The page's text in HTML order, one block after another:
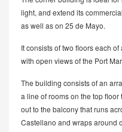
light, and extend its
as well as on 25 de Mayo.
It consists of two floors each
with open views of the Port
The building consists of an
a line of rooms on the top
out to the balcony that runs
Castellano and wraps around